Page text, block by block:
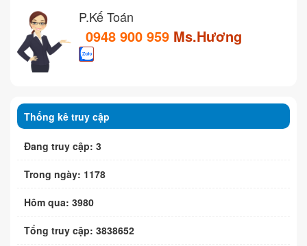
P.Kế Toán
0948 900 959 Ms.Hương
Thống kê truy cập
Đang truy cập: 3
Trong ngày: 1178
Hôm qua: 3980
Tổng truy cập: 3838652